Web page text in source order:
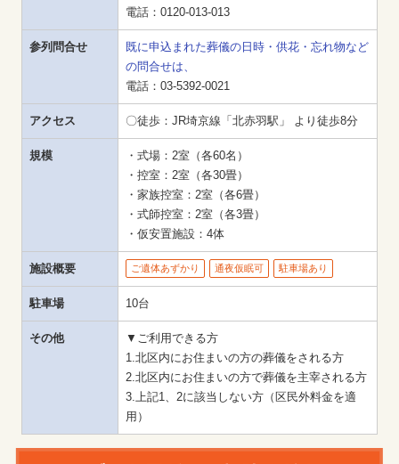
電話： 0120-013-013
参列問合せ
既に申込まれた葬儀の日時・供花・忘れ物など
の問合せは、
電話： 03-5392-0021
アクセス 〇徒歩：JR埼京線「北赤羽駅」 より徒歩8分
規模
・式場：2室（各60名）
・控室：2室（各30畳）
・家族控室：2室（各6畳）
・式師控室：2室（各3畳）
・仮安置施設：4体
施設概要 ご遺体あずかり 通夜仮眠可 駐車場あり
駐車場 10台
その他
▼ご利用できる方
1.北区内にお住まいの方の葬儀をされる方
2.北区内にお住まいの方で葬儀を主宰される方
3.上記1、2に該当しない方（区民外料金を適
用）